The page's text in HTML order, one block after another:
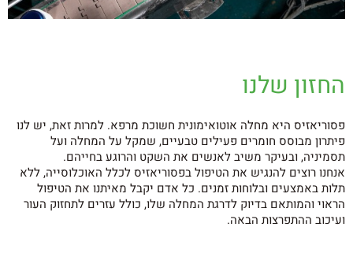
החזון שלנו
פסוריאזיס היא מחלה אוטואימונית חשוכת מרפא. למרות זאת, יש לנו
פיתרון מבוסס חומרים פעילים טבעיים, שמקל על המחלה ועל
תסמיניה, ובעיקר משיב לאנשים את השקט והרוגע בחייהם.
אנחנו רוצים להנגיש את הטיפול בפסוריאזיס לכלל האוכלוסייה, ללא
תלות באמצעים ובלוחות זמנים. כל אדם יקבל מאיתנו את הטיפול
הראוי והמותאם בדיוק לדרגת המחלה שלו, כולל עזרים לתחזוק העור
ועיכוב ההתפרצות הבאה.